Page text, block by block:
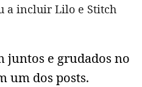
a incluir Lilo e Stitch
juntos e grudados no
um dos posts.